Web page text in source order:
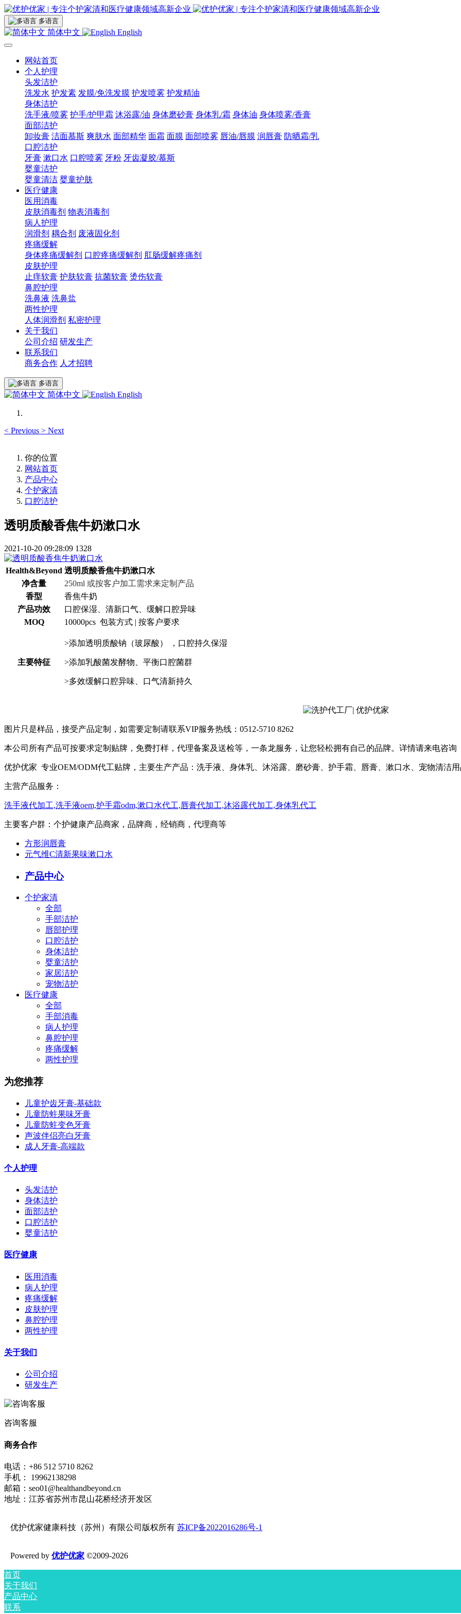
多语言
简体中文 English
网站首页
个人护理
头发洁护
洗发水 护发素 发膜/免洗发膜 护发喷雾 护发精油
身体洁护
洗手液/喷雾 护手/护甲霜 沐浴露/油 身体磨砂膏 身体乳/霜 身体油 身体喷雾/香膏
面部洁护
卸妆膏 洁面慕斯 爽肤水 面部精华 面霜 面膜 面部喷雾 唇油/唇膜 润唇膏 防晒霜/乳
口腔洁护
牙膏 漱口水 口腔喷雾 牙粉 牙齿凝胶/慕斯
婴童洁护
婴童清洁 婴童护肤
医疗健康
医用消毒
皮肤消毒剂 物表消毒剂
病人护理
润滑剂 耦合剂 废液固化剂
疼痛缓解
身体疼痛缓解剂 口腔疼痛缓解剂 肛肠缓解疼痛剂
皮肤护理
止痒软膏 护肤软膏 抗菌软膏 烫伤软膏
鼻腔护理
洗鼻液 洗鼻盐
两性护理
人体润滑剂 私密护理
关于我们
公司介绍 研发生产
联系我们
商务合作 人才招聘
多语言
简体中文 English
< Previous > Next
你的位置
网站首页
产品中心
个护家清
口腔洁护
透明质酸香焦牛奶漱口水
2021-10-20 09:28:09 1328
Health&Beyond 透明质酸香焦牛奶漱口水
净含量
250ml 或按客户加工需求来定制产品
香型
香焦牛奶
产品功效
口腔保湿、清新口气、缓解口腔异味
MOQ
10000pcs 包装方式 | 按客户要求
主要特征
>添加透明质酸钠（玻尿酸） ，口腔持久保湿
>添加乳酸菌发酵物、平衡口腔菌群
>多效缓解口腔异味、口气清新持久
图片只是样品，接受产品定制，如需要定制请联系VIP服务热线：0512-5710 8262
本公司所有产品可按要求定制贴牌，免费打样，代理备案及送检等，一条龙服务，让您轻松拥有自己的品牌。详情请来电咨询
优护优家 专业OEM/ODM代工贴牌，主要生产产品：洗手液、身体乳、沐浴露、磨砂膏、护手霜、唇膏、漱口水、宠物清洁
主营产品服务：
洗手液代加工,洗手液oem,护手霜odm,漱口水代工,唇膏代加工,沐浴露代加工,身体乳代工
主要客户群：个护健康产品商家，品牌商，经销商，代理商等
方形润唇膏
元气维C清新果味漱口水
产品中心
个护家清
全部
手部洁护
唇部护理
口腔洁护
身体洁护
婴童洁护
家居洁护
宠物洁护
医疗健康
全部
手部消毒
病人护理
鼻腔护理
疼痛缓解
两性护理
为您推荐
儿童护齿牙膏-基础款
儿童防蛀果味牙膏
儿童防蛀变色牙膏
声波伴侣亮白牙膏
成人牙膏-高端款
个人护理
头发洁护
身体洁护
面部洁护
口腔洁护
婴童洁护
医疗健康
医用消毒
病人护理
疼痛缓解
皮肤护理
鼻腔护理
两性护理
关于我们
公司介绍
研发生产
咨询客服
商务合作
电话：+86 512 5710 8262
手机： 19962138298
邮箱：seo01@healthandbeyond.cn
地址：江苏省苏州市昆山花桥经济开发区
优护优家健康科技（苏州）有限公司版权所有 苏ICP备2022016286号-1
Powered by 优护优家 ©2009-2026
首页
关于我们
产品中心
联系